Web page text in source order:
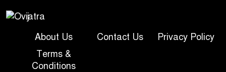
About Us Contact Us
Privacy Policy
Terms &
Conditions